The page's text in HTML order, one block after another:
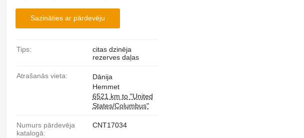
Sazināties ar pārdevēju
Tips:
citas dzinēja
rezerves daļas
Atrašanās vieta:
Dānija
Hemmet
6521 km to "United
States/Columbus"
Numurs pārdevēja
katalogā:
CNT17034